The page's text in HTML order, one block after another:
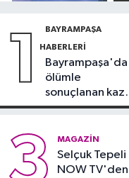
1 BAYRAMPAŞA
HABERLERI
Bayrampaşa'da
ölümle
sonuçlanan
Sürücü
3 MAGAZIN
Selçuk Tepeli
NOW TV'den